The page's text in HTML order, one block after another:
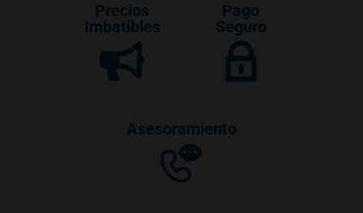
Precios
Imbatibles
Pago
Seguro
Asesoramiento